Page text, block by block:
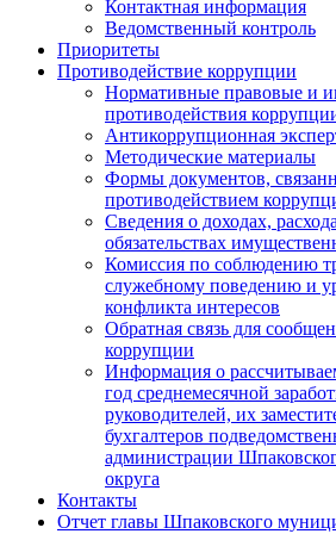
Контактная информация
Ведомственный контроль
Приоритеты
Противодействие коррупции
Нормативные правовые и
противодействия
Антикоррупционная
Методические материалы
Формы документов,
противодействием
Сведения о доходах,
обязательствах
Комиссия по соблюдению
служебному поведению и
конфликта интересов
Обратная связь для
коррупции
Информация о
год среднемесячной
руководителей, их
бухгалтеров
администрации
округа
Контакты
Отчет главы Шпаковского